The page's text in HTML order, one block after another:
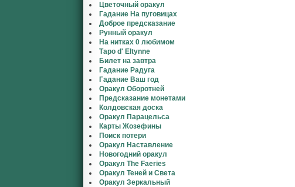
Цветочный оракул
Гадание На пуговицах
Доброе предсказание
Рунный оракул
На нитках 0 любимом
Таро d' Eltynne
Билет на завтра
Гадание Радуга
Гадание Ваш год
Оракул Оборотней
Предсказание монетами
Колдовская доска
Оракул Парацельса
Карты Жозефины
Поиск потери
Оракул Наставление
Новогодний оракул
Оракул The Faeries
Оракул Теней и Света
Оракул Зеркальный